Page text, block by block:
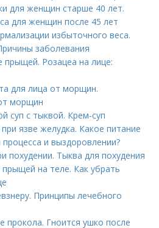
для женщин старше 40 лет.
для женщин после 45 лет
избыточного веса.
заболевания
прыщей. Розацеа на лице:
для лица от морщин.
морщин
суп с тыквой. Крем-суп
язве желудка. Какое питание
и выздоровлении?
похудении. Тыква для похудения
на теле. Как убрать
Принципы лечебного
прокола. Гноится ушко после